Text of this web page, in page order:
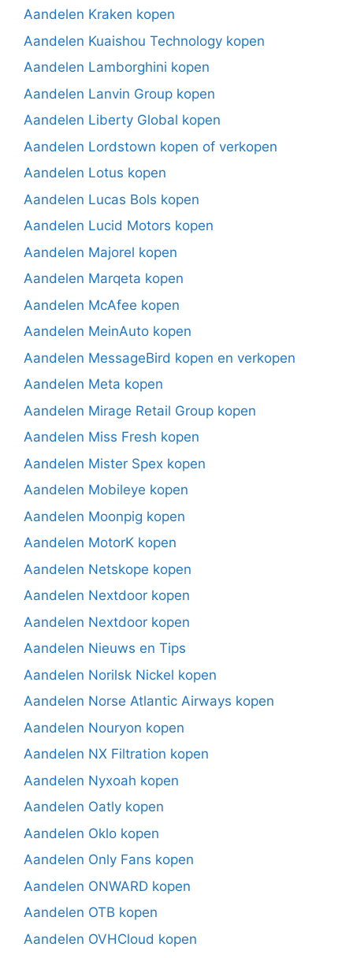
Aandelen Kraken kopen
Aandelen Kuaishou Technology kopen
Aandelen Lamborghini kopen
Aandelen Lanvin Group kopen
Aandelen Liberty Global kopen
Aandelen Lordstown kopen of verkopen
Aandelen Lotus kopen
Aandelen Lucas Bols kopen
Aandelen Lucid Motors kopen
Aandelen Majorel kopen
Aandelen Marqeta kopen
Aandelen McAfee kopen
Aandelen MeinAuto kopen
Aandelen MessageBird kopen en verkopen
Aandelen Meta kopen
Aandelen Mirage Retail Group kopen
Aandelen Miss Fresh kopen
Aandelen Mister Spex kopen
Aandelen Mobileye kopen
Aandelen Moonpig kopen
Aandelen MotorK kopen
Aandelen Netskope kopen
Aandelen Nextdoor kopen
Aandelen Nextdoor kopen
Aandelen Nieuws en Tips
Aandelen Norilsk Nickel kopen
Aandelen Norse Atlantic Airways kopen
Aandelen Nouryon kopen
Aandelen NX Filtration kopen
Aandelen Nyxoah kopen
Aandelen Oatly kopen
Aandelen Oklo kopen
Aandelen Only Fans kopen
Aandelen ONWARD kopen
Aandelen OTB kopen
Aandelen OVHCloud kopen